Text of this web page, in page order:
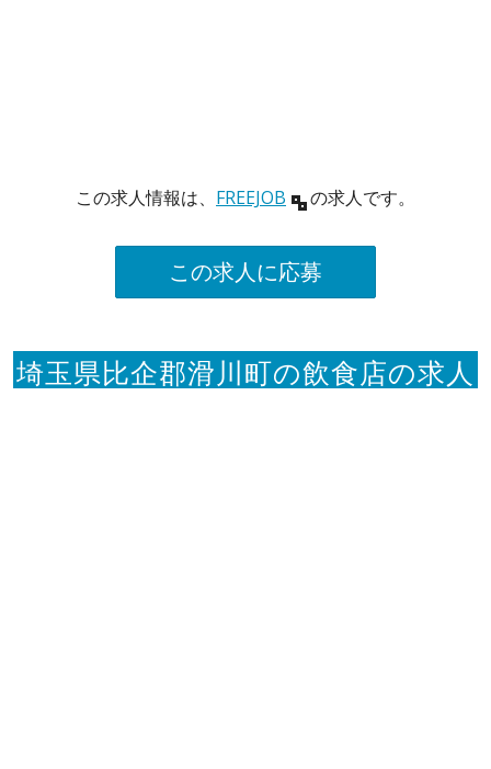
この求人情報は、 FREEJOB の求人です。
この求人に応募
埼玉県比企郡滑川町の飲食店の求人